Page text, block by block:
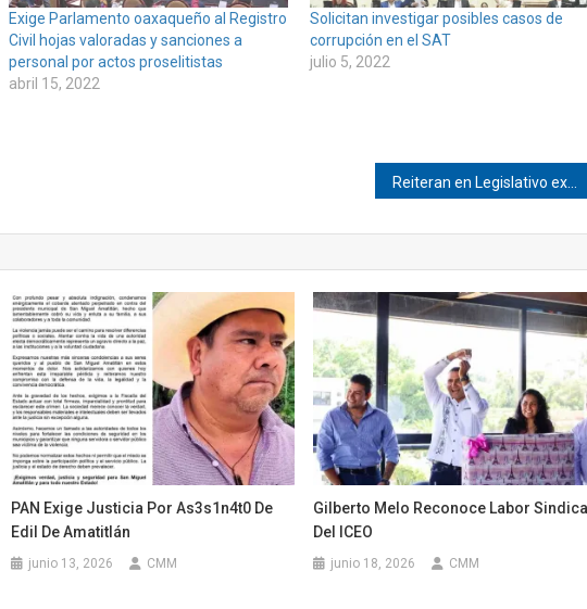
Exige Parlamento oaxaqueño al Registro
Civil hojas valoradas y sanciones a
personal por actos proselitistas
abril 15, 2022
Solicitan investigar posibles casos de
corrupción en el SAT
julio 5, 2022
PAN Exige Justicia Por As3s1n4t0 De
Edil De Amatitlán
junio 13, 2026 CMM
Gilberto Melo Reconoce Labor
Del ICEO
junio 18, 2026 CMM